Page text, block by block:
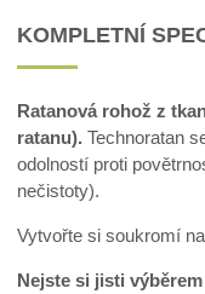
KOMPLETNÍ
Ratanová rohož z
ratanu). Technoratan
odolností proti
nečistoty).
Vytvořte si soukromí
Nejste si jisti